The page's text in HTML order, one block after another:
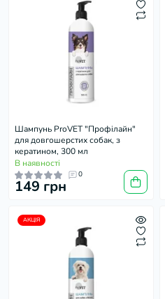
Шампунь ProVET "Профілайн"
для довгошерстих собак, з
кератином, 300 мл
В наявності
0
149 грн
АКЦІЯ